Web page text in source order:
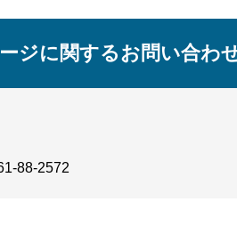
ジに関するお問い合わ
88-2572